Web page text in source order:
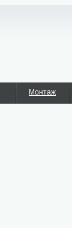
Монтаж